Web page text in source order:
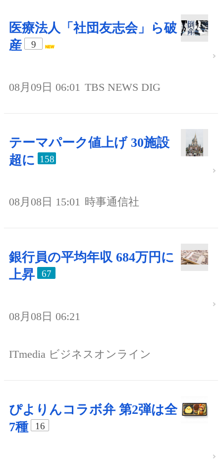
医療法人「社団友志会」ら破
産
9
08月09日 06:01 TBS NEWS DIG
テーマパーク値上げ 30施設
超に 158
08月08日 15:01 時事通信社
銀行員の平均年収 684万円に
上昇
67
08月08日 06:21
ITmedia ビジネスオンライン
ぴよりんコラボ弁 第2弾は全
7種
16